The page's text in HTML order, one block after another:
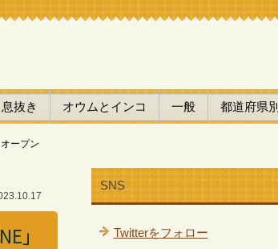
息抜き オウムとインコ 一般 都道府県別
ープン
」
SNS
Twitterをフォロー